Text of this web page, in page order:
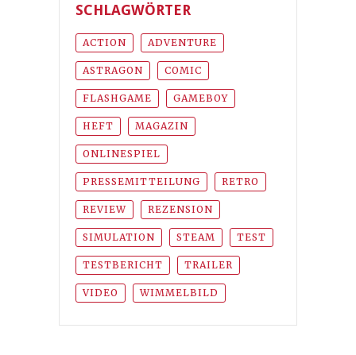
SCHLAGWÖRTER
ACTION ADVENTURE
ASTRAGON COMIC
FLASHGAME GAMEBOY
HEFT MAGAZIN
ONLINESPIEL
PRESSEMITTEILUNG RETRO
REVIEW REZENSION
SIMULATION STEAM TEST
TESTBERICHT TRAILER
VIDEO WIMMELBILD